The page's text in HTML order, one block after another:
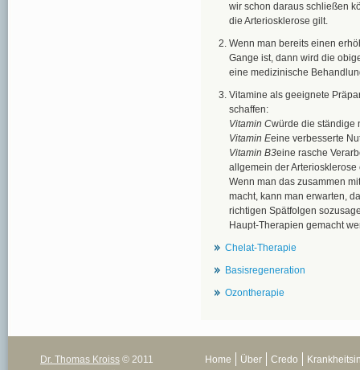
wir schon daraus schließen
die Arteriosklerose gilt.
Wenn man bereits einen
Gange ist, dann wird die
eine medizinische
Vitamine als geeignete
schaffen:
Vitamin Cwürde die ständige
Vitamin Eeine verbesserte
Vitamin B3eine rasche
allgemein der
Wenn man das zusammen
macht, kann man erwarten,
richtigen Spätfolgen
Haupt-Therapien gemacht
Chelat-Therapie
Basisregeneration
Ozontherapie
Dr. Thomas Kroiss © 2011
Home Über Credo